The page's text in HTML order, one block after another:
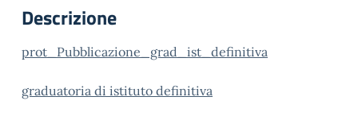
Descrizione
prot_Pubblicazione_grad_ist_definitiva
graduatoria di istituto definitiva